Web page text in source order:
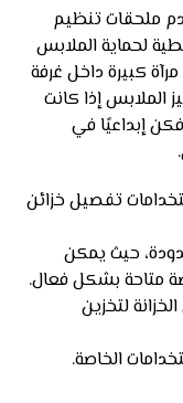
ملحقات تنظيم
لحماية الملابس
كبيرة داخل غرفة
الملابس إذا كانت
إبداعيًا في
تفصيل خزائن
حيث يمكن
متاحة بشكل فعال.
لتخزين
الخاصة.